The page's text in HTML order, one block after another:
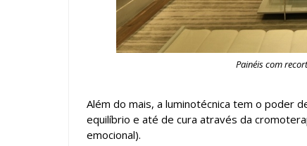
Painéis com
Além do mais, a luminotécnica tem o poder
equilíbrio e até de cura através da
emocional).